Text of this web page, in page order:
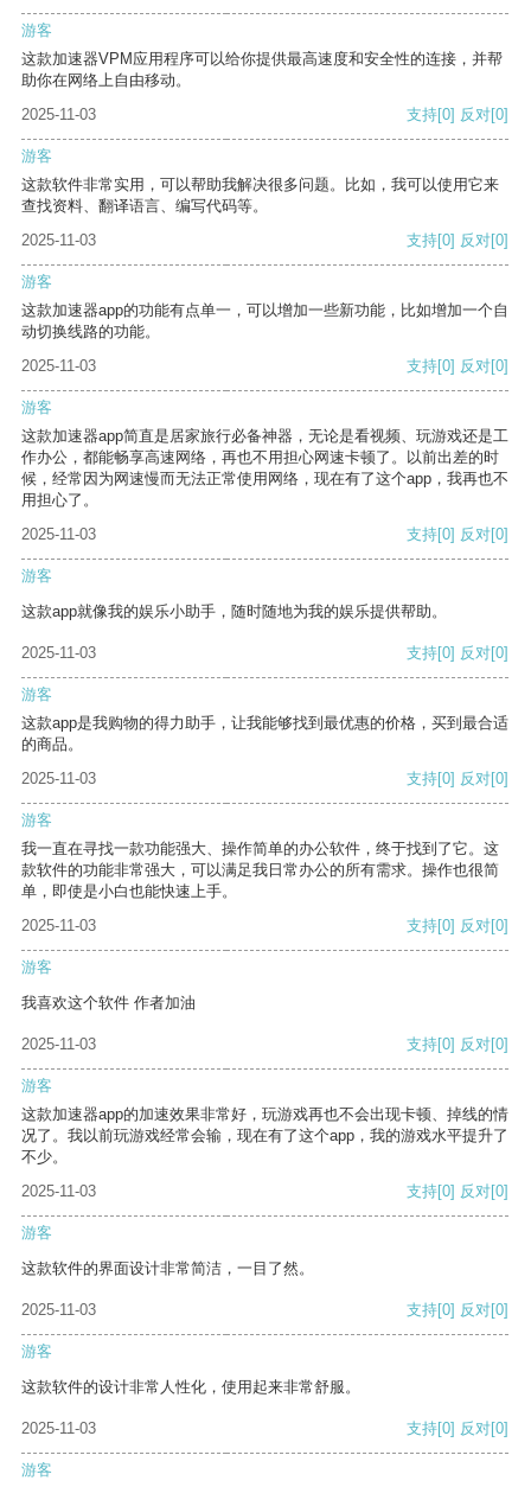
游客
这款加速器VPM应用程序可以给你提供最高速度和安全性的连接，并帮
助你在网络上自由移动。
2025-11-03
支持[0] 反对[0]
游客
这款软件非常实用，可以帮助我解决很多问题。比如，我可以使用它来
查找资料、翻译语言、编写代码等。
2025-11-03
支持[0] 反对[0]
游客
这款加速器app的功能有点单一，可以增加一些新功能，比如增加一个自
动切换线路的功能。
2025-11-03
支持[0] 反对[0]
游客
这款加速器app简直是居家旅行必备神器，无论是看视频、玩游戏还是工
作办公，都能畅享高速网络，再也不用担心网速卡顿了。以前出差的时
候，经常因为网速慢而无法正常使用网络，现在有了这个app，我再也不
用担心了。
2025-11-03
支持[0] 反对[0]
游客
这款app就像我的娱乐小助手，随时随地为我的娱乐提供帮助。
2025-11-03 支持[0] 反对[0]
游客
这款app是我购物的得力助手，让我能够找到最优惠的价格，买到最合适
的商品。
2025-11-03
支持[0] 反对[0]
游客
我一直在寻找一款功能强大、操作简单的办公软件，终于找到了它。这
款软件的功能非常强大，可以满足我日常办公的所有需求。操作也很简
单，即使是小白也能快速上手。
2025-11-03
支持[0] 反对[0]
游客
我喜欢这个软件 作者加油
2025-11-03 支持[0] 反对[0]
游客
这款加速器app的加速效果非常好，玩游戏再也不会出现卡顿、掉线的情
况了。我以前玩游戏经常会输，现在有了这个app，我的游戏水平提升了
不少。
2025-11-03
支持[0] 反对[0]
游客
这款软件的界面设计非常简洁，一目了然。
2025-11-03 支持[0] 反对[0]
游客
这款软件的设计非常人性化，使用起来非常舒服。
2025-11-03 支持[0] 反对[0]
游客